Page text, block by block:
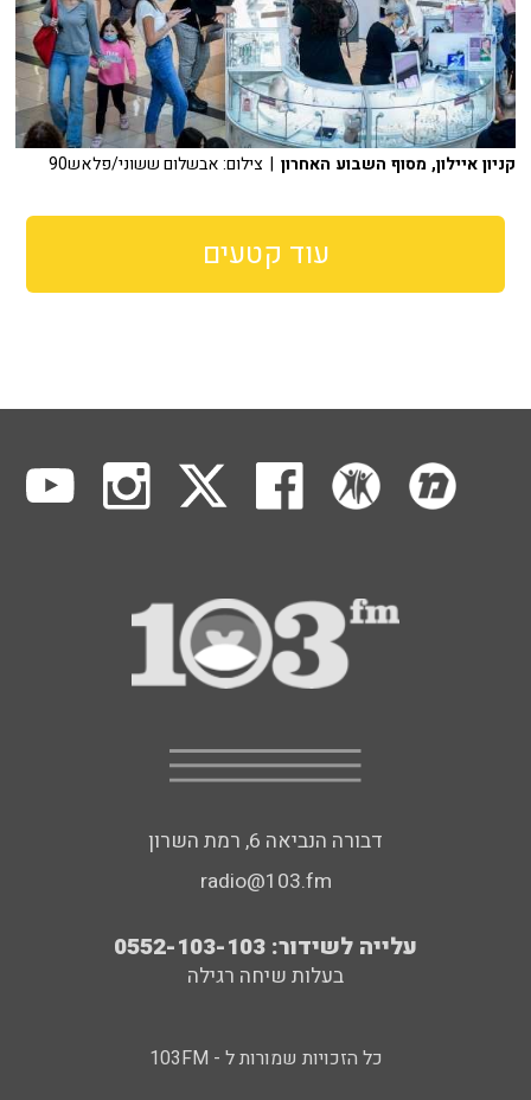
קניון איילון, מסוף השבוע האחרון | צילום: אבשלום ששוני/פלאש90
עוד קטעים
דבורה הנביאה 6, רמת השרון
radio@103.fm
עלייה לשידור: 0552-103-103
בעלות שיחה רגילה
כל הזכויות שמורות ל - 103FM